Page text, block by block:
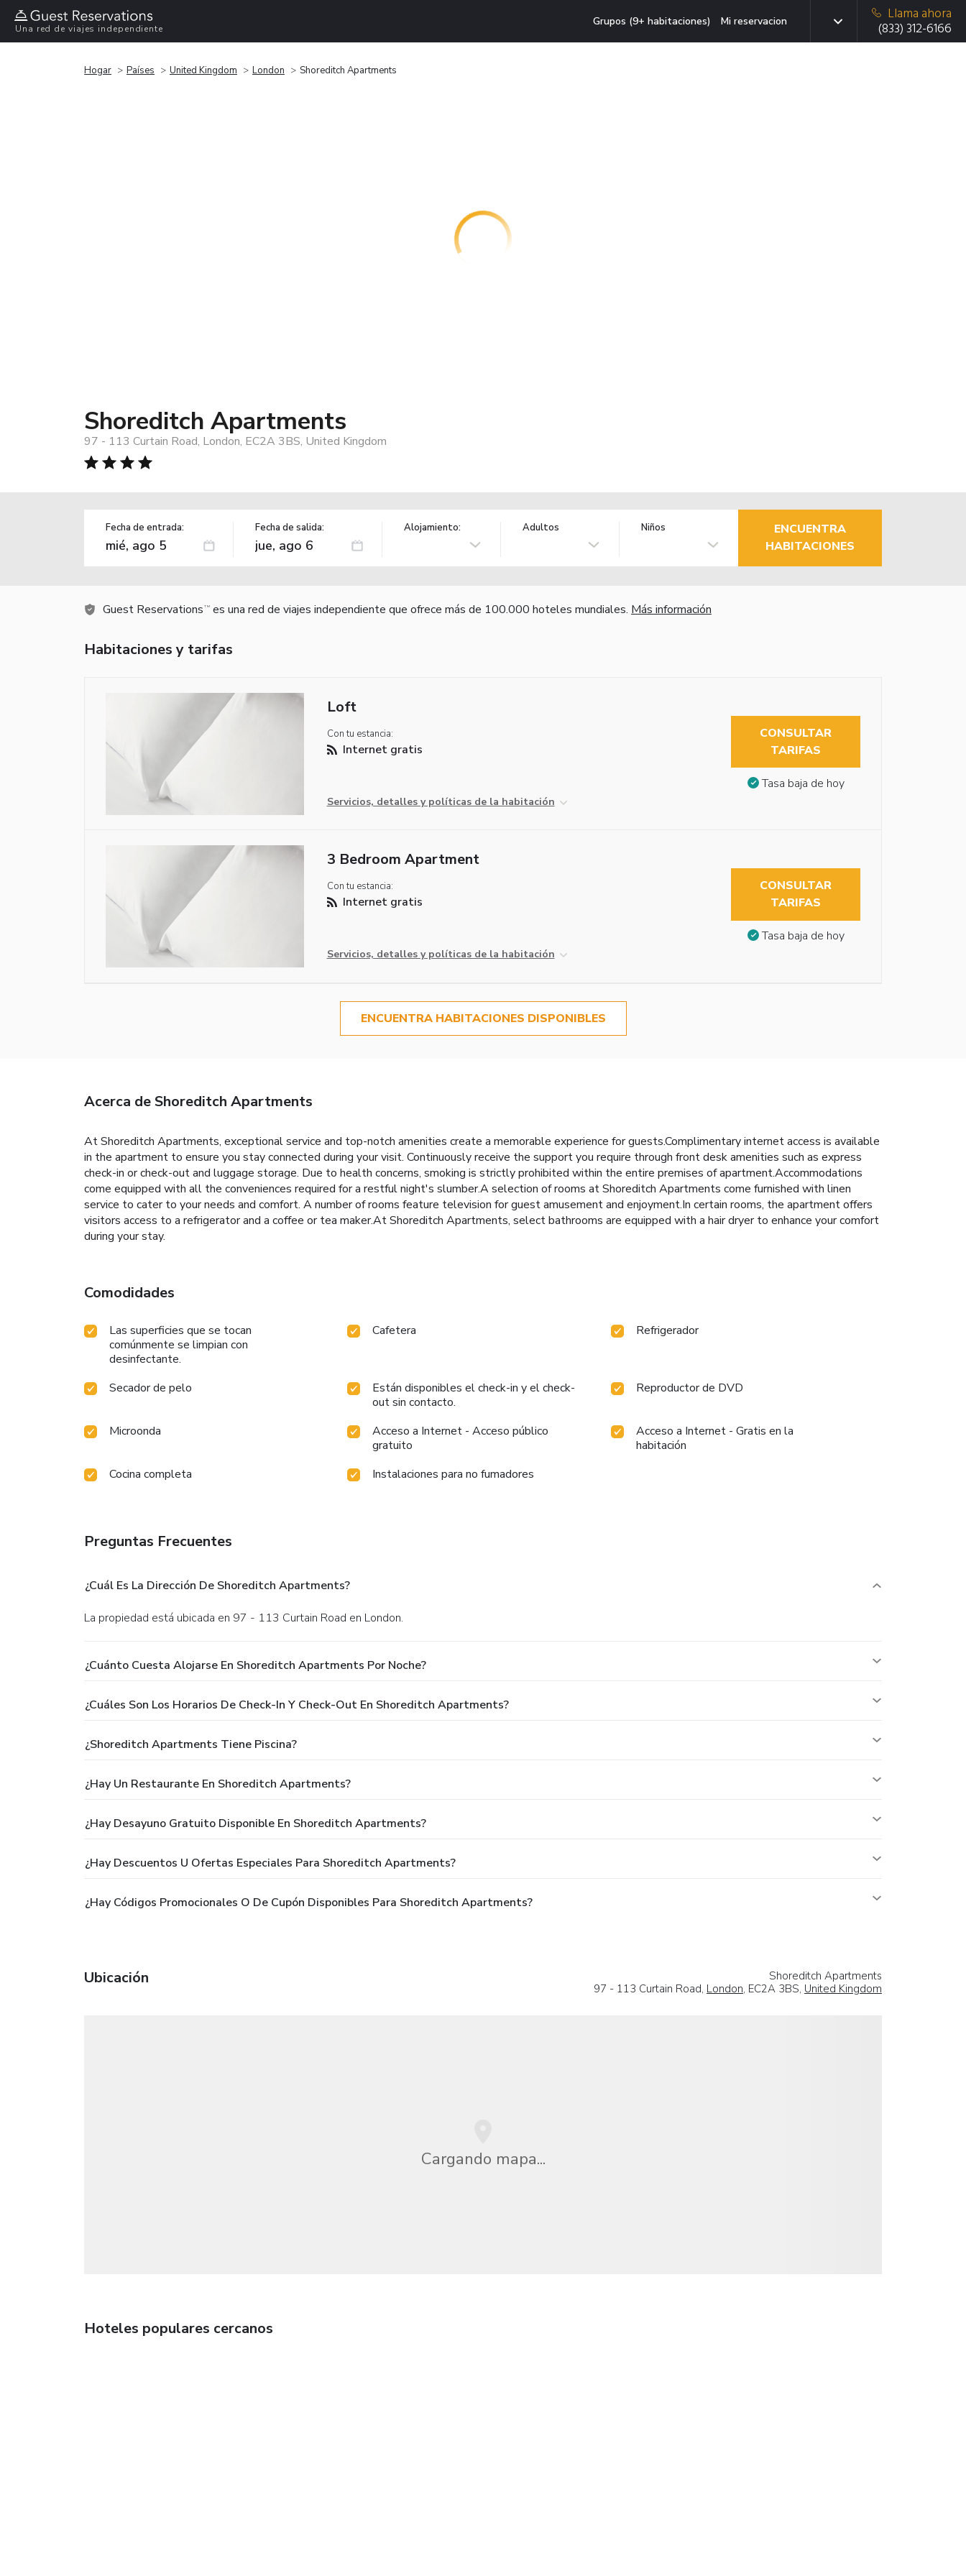
Una red de viajes independiente
Grupos (9+ habitaciones) Mi reservacion
Llama ahora
(833) 312-6166
Hogar Países United Kingdom London Shoreditch Apartments
Shoreditch Apartments
97 - 113 Curtain Road, London, EC2A 3BS, United Kingdom
Fecha de entrada: Fecha de salida: Alojamiento: Adultos Niños
ENCUENTRA
HABITACIONES
Guest Reservations TM es una red de viajes independiente que ofrece más de 100.000 hoteles mundiales. Más información
Habitaciones y tarifas
Loft
Con tu estancia:
Internet gratis
Servicios, detalles y políticas de la habitación
CONSULTAR
TARIFAS
Tasa baja de hoy
3 Bedroom Apartment
Con tu estancia:
Internet gratis
Servicios, detalles y políticas de la habitación
CONSULTAR
TARIFAS
Tasa baja de hoy
ENCUENTRA HABITACIONES DISPONIBLES
Acerca de Shoreditch Apartments
At Shoreditch Apartments, exceptional service and top-notch amenities create a memorable experience for guests.Complimentary internet access is available
in the apartment to ensure you stay connected during your visit. Continuously receive the support you require through front desk amenities such as express
check-in or check-out and luggage storage. Due to health concerns, smoking is strictly prohibited within the entire premises of apartment.Accommodations
come equipped with all the conveniences required for a restful night's slumber.A selection of rooms at Shoreditch Apartments come furnished with linen
service to cater to your needs and comfort. A number of rooms feature television for guest amusement and enjoyment.In certain rooms, the apartment offers
visitors access to a refrigerator and a coffee or tea maker.At Shoreditch Apartments, select bathrooms are equipped with a hair dryer to enhance your comfort
during your stay.
Comodidades
Las superficies que se tocan
comúnmente se limpian con
desinfectante.
Cafetera Refrigerador
Secador de pelo
Están disponibles el check-in y el check-
out sin contacto.
Reproductor de DVD
Microonda
Acceso a Internet - Acceso público
gratuito
Acceso a Internet - Gratis en la
habitación
Cocina completa
Instalaciones para no fumadores
Preguntas Frecuentes
¿Cuál Es La Dirección De Shoreditch Apartments?
La propiedad está ubicada en 97 - 113 Curtain Road en London.
¿Cuánto Cuesta Alojarse En Shoreditch Apartments Por Noche?
¿Cuáles Son Los Horarios De Check-In Y Check-Out En Shoreditch Apartments?
¿Shoreditch Apartments Tiene Piscina?
¿Hay Un Restaurante En Shoreditch Apartments?
¿Hay Desayuno Gratuito Disponible En Shoreditch Apartments?
¿Hay Descuentos U Ofertas Especiales Para Shoreditch Apartments?
¿Hay Códigos Promocionales O De Cupón Disponibles Para Shoreditch Apartments?
Ubicación
Shoreditch Apartments
97 - 113 Curtain Road, London, EC2A 3BS, United Kingdom
Cargando mapa...
Hoteles populares cercanos